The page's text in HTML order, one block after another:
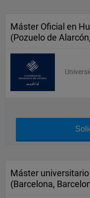
Máster Oficial en
(Pozuelo de
Máster
(Barcelona,